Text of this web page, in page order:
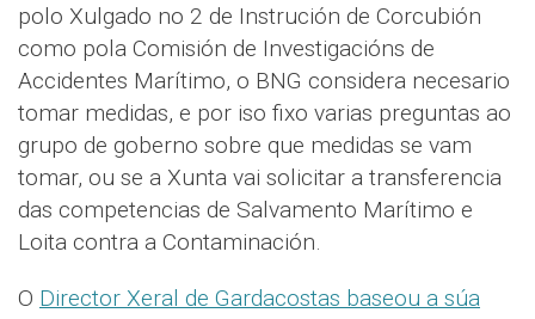
polo Xulgado no 2 de Instrución de Corcubión
como pola Comisión de Investigacións de
Accidentes Marítimo, o BNG considera necesario
tomar medidas, e por iso fixo varias preguntas ao
grupo de goberno sobre que medidas se vam
tomar, ou se a Xunta vai solicitar a transferencia
das competencias de Salvamento Marítimo e
Loita contra a Contaminación.
O Director Xeral de Gardacostas baseou a súa